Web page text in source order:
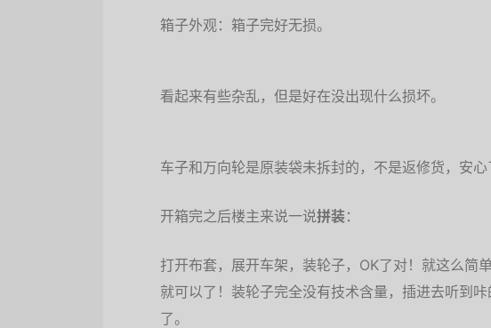
箱子外观：箱子完好无损。
看起来有些杂乱，但是好在没出现什么损坏。
车子和万向轮是原装袋未拆封的，不是返修货，安心
开箱完之后楼主来说一说拼装：
打开布套，展开车架，装轮子，OK了对！就这么简
就可以了！装轮子完全没有技术含量，插进去听到
了。